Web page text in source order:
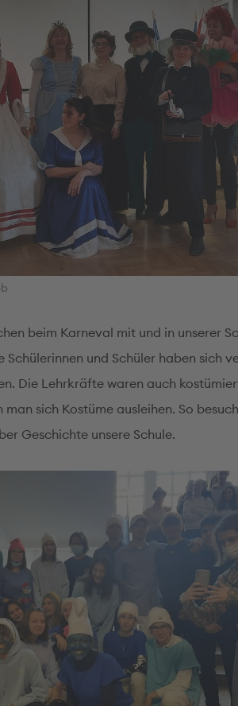
beim Karneval mit und in unserer
Schülerinnen und Schüler haben sich
Die Lehrkräfte waren auch
sich Kostüme ausleihen. So
Geschichte unsere Schule.